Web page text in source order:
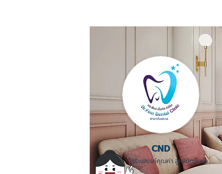
CND
สร้างสรรค์คุณค่า สู่คลินิกชั้นนำ